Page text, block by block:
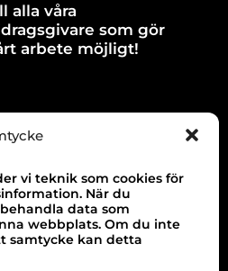
vi teknik som cookies för
När du
data som
webbplats. Om du inte
samtycke kan detta
alla våra
som gör
arbete möjligt!